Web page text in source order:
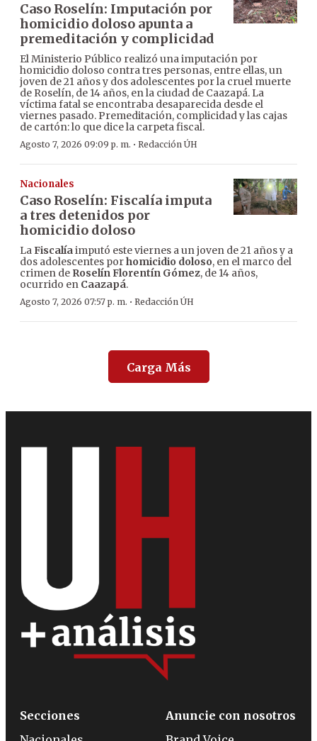
Caso Roselín: Imputación por
homicidio doloso apunta a
premeditación y complicidad
El Ministerio Público realizó una imputación por
homicidio doloso contra tres personas, entre ellas, un
joven de 21 años y dos adolescentes por la cruel muerte
de Roselín, de 14 años, en la ciudad de Caazapá. La
víctima fatal se encontraba desaparecida desde el
viernes pasado. Premeditación, complicidad y las cajas
de cartón: lo que dice la carpeta fiscal.
Agosto 7, 2026 09:09 p. m. · Redacción ÚH
Nacionales
Caso Roselín: Fiscalía imputa
a tres detenidos por
homicidio doloso
LaFiscalíaimputó este viernes a un joven de 21 años y a
dos adolescentes porhomicidio doloso, en el marco del
crimen de Roselín Florentín Gómez, de 14 años,
ocurrido en Caazapá.
Agosto 7, 2026 07:57 p. m. · Redacción ÚH
Carga Más
Secciones
Anuncie con nosotros